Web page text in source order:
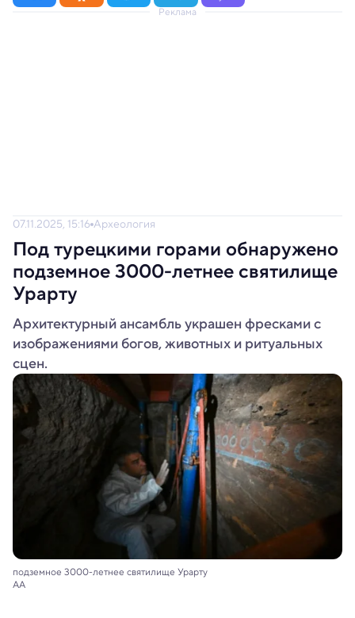
Реклама
07.11.2025, 15:16 Археология
Под турецкими горами обнаружено
подземное 3000-летнее святилище
Урарту
Архитектурный ансамбль украшен фресками с
изображениями богов, животных и ритуальных
сцен.
подземное 3000-летнее святилище Урарту
АА